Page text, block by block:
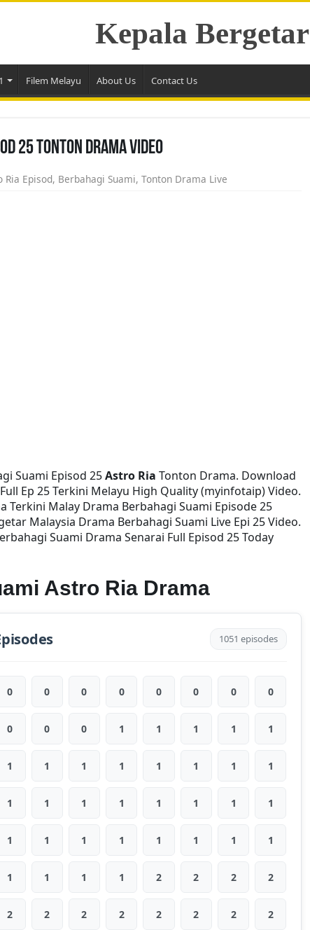
Kepala Bergetar
Filem Melayu About Us Contact Us
25 Tonton Drama Video
Ria Episod, Berbahagi Suami, Tonton Drama Live
Suami Episod 25Astro Ria Tonton Drama. Download
Ep 25 Terkini Melayu High Quality (myinfotaip) Video.
Terkini Malay Drama Berbahagi Suami Episode 25
Malaysia Drama Berbahagi Suami Live Epi 25 Video.
Suami Drama Senarai Full Episod 25 Today
Astro Ria Drama
1051 episodes
0 0 0 0 0 0 0 0
0 0 0 1 1 1 1 1
1 1 1 1 1 1 1 1
1 1 1 1 1 1 1 1
1 1 1 1 1 1 1 1
1 1 1 1 2 2 2 2
2 2 2 2 2 2 2 2